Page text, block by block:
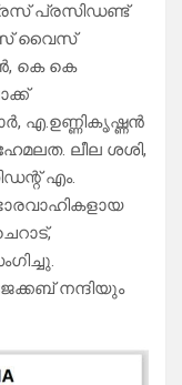
പ്രസിഡണ്ട്
വൈസ്
കെ കെ
എ.ഉണ്ണികൃഷ്ണൻ
ലീല ശശി,
എം.
നന്ദിയും